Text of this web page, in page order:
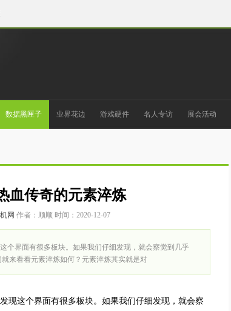
数据黑匣子 业界花边 游戏硬件 名人专访 展会活动
血传奇的元素淬炼
网 作者：顺顺 时间：2020-12-07
个界面有很多板块。如果我们仔细发现，就会察觉到几乎
来看看元素淬炼如何？元素淬炼其实就是对
现这个界面有很多板块。如果我们仔细发现，就会察